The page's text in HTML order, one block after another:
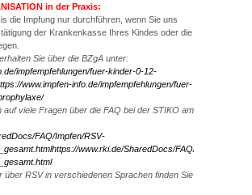
in der Praxis:
die Impfung nur durchführen, wenn Sie uns
der Krankenkasse Ihres Kindes oder die
Sie über die BZgA unter:
impfempfehlungen/fuer-kinder-0-12-
www.impfen-info.de/impfempfehlungen/fuer-
auf viele Fragen über die FAQ bei der STIKO am
FAQ/Impfen/RSV-
https://www.rki.de/SharedDocs/FAQ/Impfen/RSV-
über RSV in verschiedenen Sprachen finden Sie